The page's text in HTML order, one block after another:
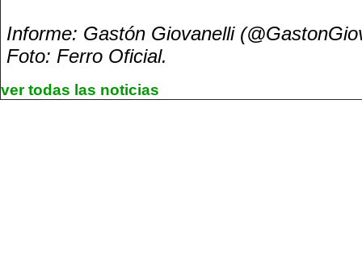
Informe: Gastón Giovanelli
Foto: Ferro Oficial.
ver todas las noticias